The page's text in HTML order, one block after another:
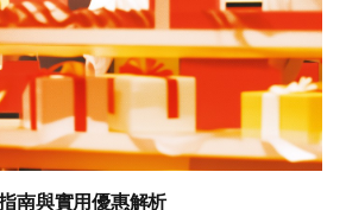
南與實用優惠解析